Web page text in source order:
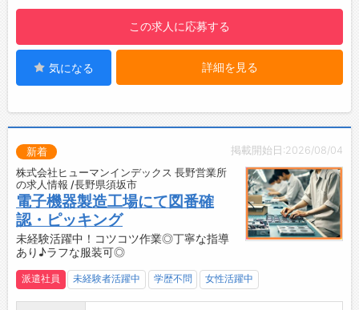
【働き方に関して】
・日勤帯かつ土日祝休み（会社カレンダーあ
り）のため、プライベートとメリハリをつけて
・基本は立ち仕事になります。
☆
得できます◎
☆----------------------------------------
☆
◆給与前払い制度あり！
勤務実績に応じて、給与前払いが可能です◎
簡単申請！簡単受取！日払い即日払い対応！
☆----------------------------------------
この求人に応募する
気になる 詳細を見る
掲載開始日:2026/08/04
新着
株式会社ヒューマンインデックス 長野営業所
の求人情報 /長野県須坂市
電子機器製造工場にて図番確
認・ピッキング
未経験活躍中！コツコツ作業◎丁寧な指導
あり♪ラフな服装可◎
派遣社員 未経験者活躍中 学歴不問 女性活躍中